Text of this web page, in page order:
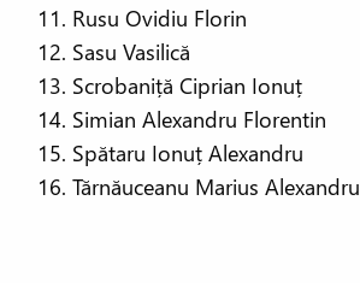
Rusu Ovidiu Florin
Sasu Vasilică
Scrobaniță Ciprian Ionuț
Simian Alexandru Florentin
Spătaru Ionuț Alexandru
Tărnăuceanu Marius Alexandru